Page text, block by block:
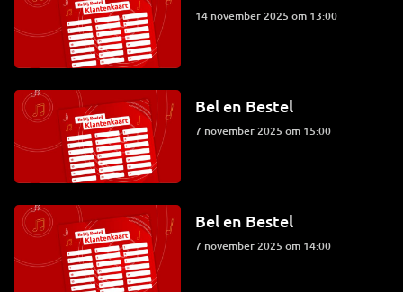
14 november 2025 om 13:00
Bel en Bestel
7 november 2025 om 15:00
Bel en Bestel
7 november 2025 om 14:00